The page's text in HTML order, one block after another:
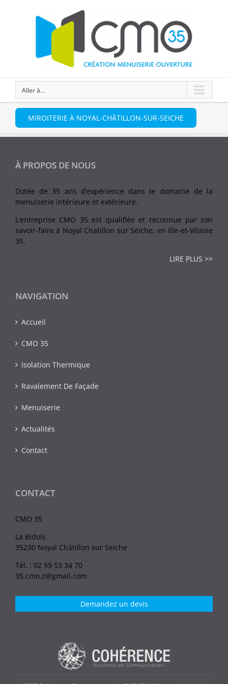
Aller à...
MIROITERIE À NOYAL-CHÂTILLON-SUR-SEICHE
À PROPOS DE NOUS
Dotée de 35 ans d’expérience dans le domaine de la
menuiserie intérieure et extérieure.
L’entreprise CMO 35 est qualifiée et reconnue par son
savoir-faire à Noyal Chatillon sur Seiche, en Ille-et-Vilaine
35.
LIRE PLUS >>
NAVIGATION
Accueil
CMO 35
Isolation Thermique
Ravalement De Façade
Menuiserie
Actualités
Contact
CONTACT
CMO 35
La Bidois
35230 Noyal Châtillon sur Seiche
Tél. : 02 99 53 34 70
35.cmo.z@gmail.com
Demandez un devis